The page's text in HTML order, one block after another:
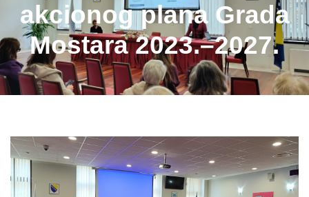
akcionog plana Grada
Mostara 2023.–2027.